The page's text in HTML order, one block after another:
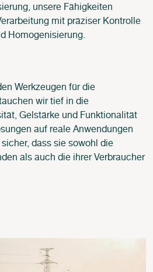
unsere Fähigkeiten
mit präziser Kontrolle
Homogenisierung.
Werkzeugen für die
wir tief in die
Gelstärke und Funktionalität
auf reale Anwendungen
dass sie sowohl die
als auch die ihrer Verbraucher